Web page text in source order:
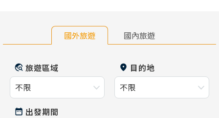
國外旅遊 國內旅遊
旅遊區域 目的地
出發期間